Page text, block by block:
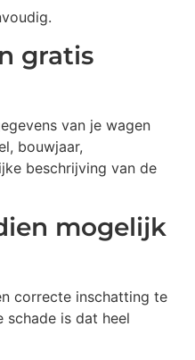
gratis
van je wagen
bouwjaar,
beschrijving van de
mogelijk
correcte inschatting te
schade is dat heel